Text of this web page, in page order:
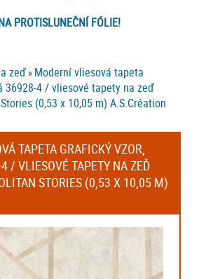
PROTISLUNEČNÍ FÓLIE!
zeď » Moderní vliesová tapeta
36928-4 / vliesové tapety na zeď
(0,53 x 10,05 m) A.S.Création
TAPETA GRAFICKÝ VZOR,
/ VLIESOVÉ TAPETY NA ZEĎ
STORIES (0,53 X 10,05 M)